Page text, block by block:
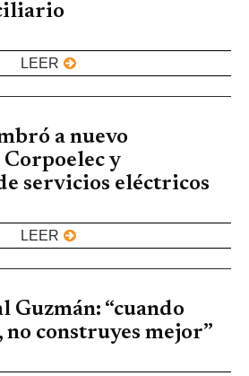
LEER
a nuevo
y
servicios eléctricos
LEER
Guzmán: “cuando
no construyes mejor”